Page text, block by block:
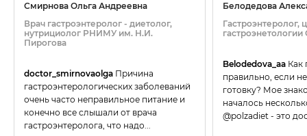
Смирнова Ольга Андреевна
Врач гастроэнтеролог - диетолог,
нутрициолог РНИМУ им. Н.И.
Пирогова
doctor_smirnovaolga Причина
гастроэнтерологических заболеваний
очень часто неправильное питание и
конечно все слышали от врача
гастроэнтеролога, что надо...
Белодедова
Гастроэнтеролог,
Belodedova_aa Как
правильно, если
готовку? Мое
началось
@polzadiet - это